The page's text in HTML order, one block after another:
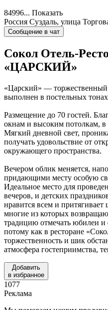
84996... Показать
Россия Суздаль, улица
Сообщение в чат
Сокол Отель-
«ЦАРСКИЙ»
«Царский» — торжественный
выполнен в постельных
Размещение до 70 гостей.
окнам и высоким потолкам, в
Мягкий дневной свет,
получать удовольствие от
окружающего пространства.
Вечером облик меняется,
придающими месту особую
Идеальное место для
вечеров, и детских
нравится всем и
многие из которых
традицию отмечать юбилеи и
потому как в ресторане
торжественность и шик
атмосфера гостеприимства,
Добавить
в избранное
1077
Реклама